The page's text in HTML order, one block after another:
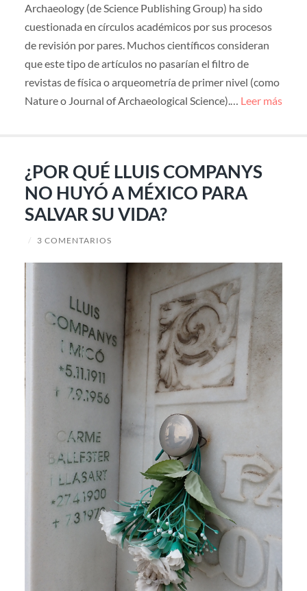
Archaeology (de Science Publishing Group) ha sido
cuestionada en círculos académicos por sus procesos
de revisión por pares. Muchos científicos consideran
que este tipo de artículos no pasarían el filtro de
revistas de física o arqueometría de primer nivel (como
Nature o Journal of Archaeological Science).… Leer más
¿POR QUÉ LLUIS COMPANYS
NO HUYÓ A MÉXICO PARA
SALVAR SU VIDA?
/ 3 COMENTARIOS